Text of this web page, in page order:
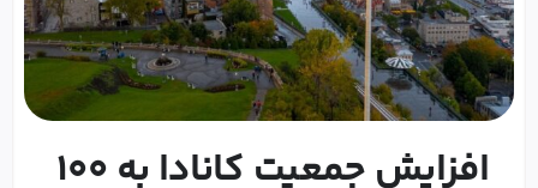
افزایش جمعیت کانادا به ۱۰۰